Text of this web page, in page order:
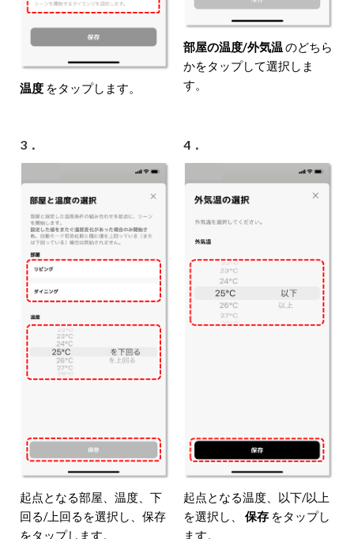
温度 をタップします。
部屋の温度/外気温 のどちら
かをタップして選択しま
す。
3．
起点となる部屋、温度、下
回る/上回るを選択し、保存
をタップします。
4．
起点となる温度、以下/以上
を選択し、 保存 をタップし
ます。